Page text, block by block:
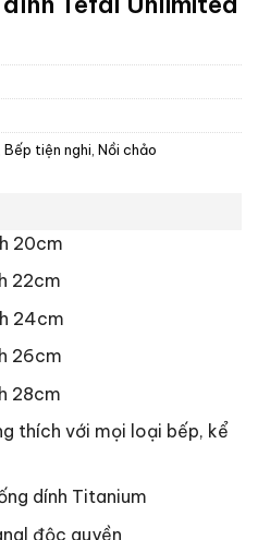
Bếp tiện nghi Nồi chảo
20cm
22cm
24cm
26cm
28cm
thích với mọi loại bếp, kể
dính Titanium
độc quyền